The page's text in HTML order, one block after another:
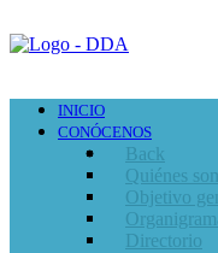
INICIO
CONÓCENOS
Back
Quiénes
Objetivo
Directorio